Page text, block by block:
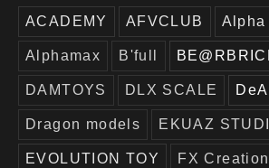
ACADEMY AFVCLUB
Alphamax B'full
DAMTOYS DLX SCALE
Dragon models EKUAZ
EVOLUTION TOY FX